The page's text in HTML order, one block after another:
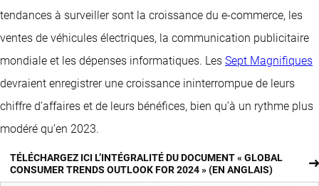
tendances à surveiller sont la croissance du e-commerce, les
ventes de véhicules électriques, la communication publicitaire
mondiale et les dépenses informatiques. Les Sept Magnifiques
devraient enregistrer une croissance ininterrompue de leurs
chiffre d’affaires et de leurs bénéfices, bien qu’à un rythme plus
modéré qu’en 2023.
TÉLÉCHARGEZ ICI L’INTÉGRALITÉ DU DOCUMENT « GLOBAL
CONSUMER TRENDS OUTLOOK FOR 2024 » (EN ANGLAIS)